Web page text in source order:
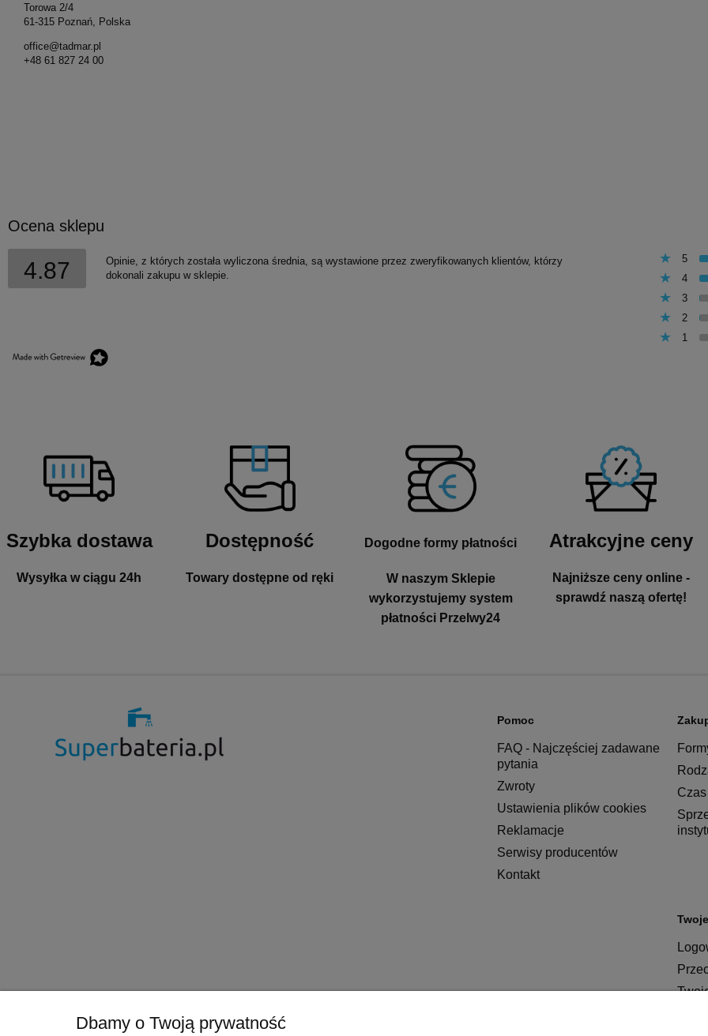
Torowa 2/4
61-315 Poznań, Polska
office@tadmar.pl
+48 61 827 24 00
Ocena sklepu
4.87
Opinie, z których została wyliczona średnia, są wystawione przez zweryfikowanych klientów, którzy
dokonali zakupu w sklepie.
5
4
3
2
1
Szybka dostawa
Wysyłka w ciągu 24h
Dostępność
Towary dostępne od ręki
Dogodne formy płatności
W naszym Sklepie
wykorzystujemy system
płatności Przelwy24
Atrakcyjne ceny
Najniższe ceny online -
sprawdź naszą ofertę!
Pomoc
FAQ - Najczęściej zadawane
pytania
Zwroty
Ustawienia plików cookies
Reklamacje
Serwisy producentów
Kontakt
Dbamy o Twoją prywatność